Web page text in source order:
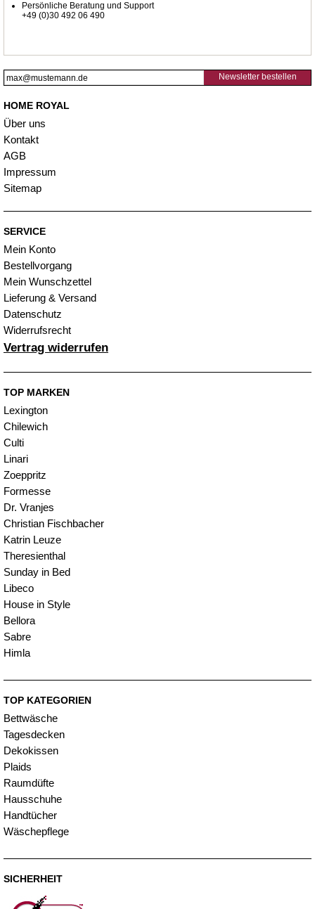
Persönliche Beratung und Support
+49 (0)30 492 06 490
Newsletter bestellen
HOME ROYAL
Über uns
Kontakt
AGB
Impressum
Sitemap
SERVICE
Mein Konto
Bestellvorgang
Mein Wunschzettel
Lieferung & Versand
Datenschutz
Widerrufsrecht
Vertrag widerrufen
TOP MARKEN
Lexington
Chilewich
Culti
Linari
Zoeppritz
Formesse
Dr. Vranjes
Christian Fischbacher
Katrin Leuze
Theresienthal
Sunday in Bed
Libeco
House in Style
Bellora
Sabre
Himla
TOP KATEGORIEN
Bettwäsche
Tagesdecken
Dekokissen
Plaids
Raumdüfte
Hausschuhe
Handtücher
Wäschepflege
SICHERHEIT